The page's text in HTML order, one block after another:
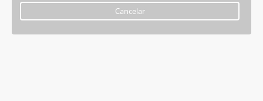
Cancelar